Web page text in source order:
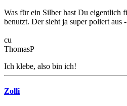
Was für ein Silber hast Du eigentlich
benutzt. Der sieht ja super poliert aus
cu
ThomasP
Ich klebe, also bin ich!
Zolli